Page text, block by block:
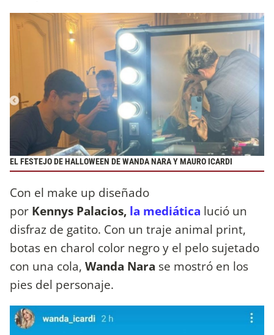
EL FESTEJO DE HALLOWEEN DE WANDA NARA Y MAURO ICARDI
Con el make up diseñado
por Kennys Palacios, la mediática lució un
disfraz de gatito. Con un traje animal print,
botas en charol color negro y el pelo sujetado
con una cola, Wanda Nara se mostró en los
pies del personaje.